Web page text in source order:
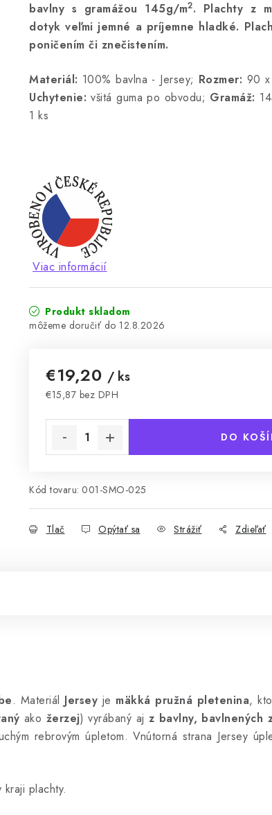
bavlny s gramážou 145g/m2. Plachty z
dotyk veľmi jemné a príjemne hladké.
poničením či znečistením.
Materiál: 100% bavlna - Jersey; Rozmer: 90
Uchytenie: všitá guma po obvodu; Gramáž:
1 ks
Viac informácií
Produkt skladom
12.8.2026
€19,20 / ks
€15,87 bez DPH
DO
Kód tovaru: 001-SMO-025
Tlač Opýtať sa Strážiť Zdieľať
. Materiál Jersey je mäkká pružná pletenina,
ako žerzej) vyrábaný aj z bavlny, bavlnených
rebrovým úpletom. Vnútorná strana Jersey
plachty.